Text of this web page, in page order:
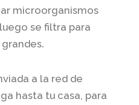
microorganismos
se filtra para
a la red de
hasta tu casa, para